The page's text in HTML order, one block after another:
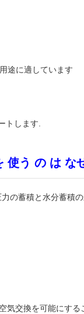
途に適しています
トします.
使う の は な
の蓄積と水分蓄積
気交換を可能にす